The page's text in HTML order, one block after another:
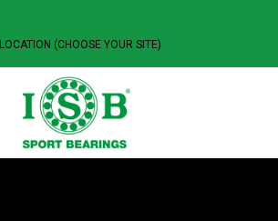
LOCATION (CHOOSE YOUR SITE)